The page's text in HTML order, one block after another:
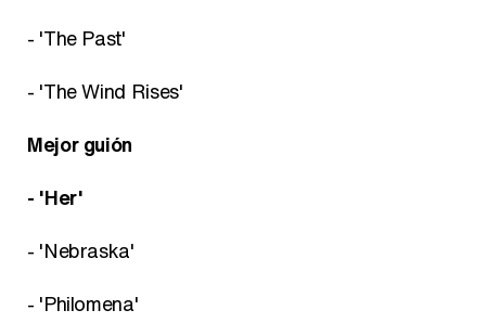
- 'The Past'
- 'The Wind Rises'
Mejor guión
- 'Her'
- 'Nebraska'
- 'Philomena'